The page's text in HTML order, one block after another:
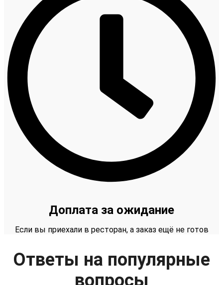
Доплата за ожидание
Если вы приехали в ресторан, а заказ ещё не готов
Ответы на популярные
вопросы